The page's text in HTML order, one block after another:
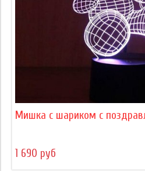
Мишка с шариком с
1 690 руб